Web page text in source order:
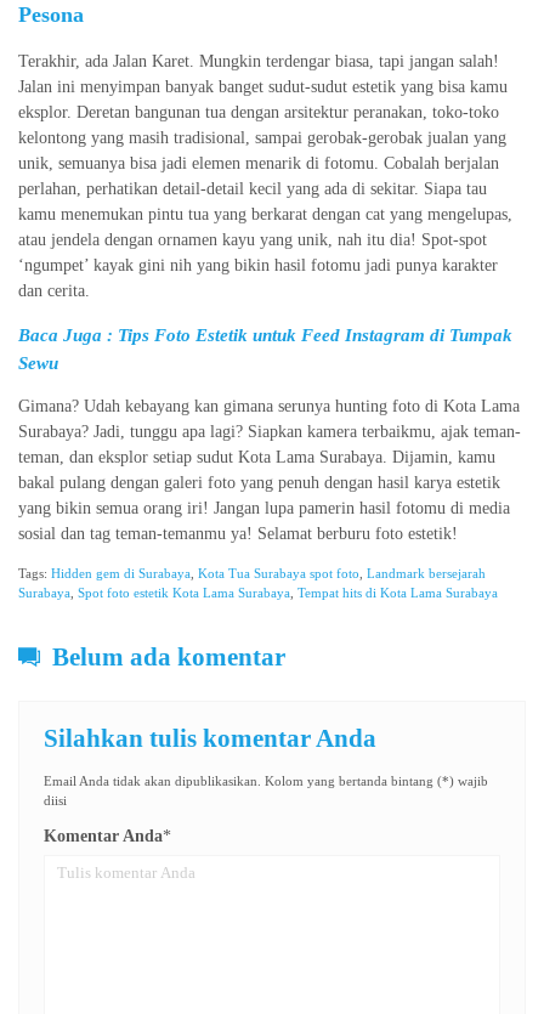
Pesona
Terakhir, ada Jalan Karet. Mungkin terdengar biasa, tapi jangan salah!
Jalan ini menyimpan banyak banget sudut-sudut estetik yang bisa kamu
eksplor. Deretan bangunan tua dengan arsitektur peranakan, toko-toko
kelontong yang masih tradisional, sampai gerobak-gerobak jualan yang
unik, semuanya bisa jadi elemen menarik di fotomu. Cobalah berjalan
perlahan, perhatikan detail-detail kecil yang ada di sekitar. Siapa tau
kamu menemukan pintu tua yang berkarat dengan cat yang mengelupas,
atau jendela dengan ornamen kayu yang unik, nah itu dia! Spot-spot
‘ngumpet’ kayak gini nih yang bikin hasil fotomu jadi punya karakter
dan cerita.
Baca Juga : Tips Foto Estetik untuk Feed Instagram di Tumpak
Sewu
Gimana? Udah kebayang kan gimana serunya hunting foto di Kota Lama
Surabaya? Jadi, tunggu apa lagi? Siapkan kamera terbaikmu, ajak teman-
teman, dan eksplor setiap sudut Kota Lama Surabaya. Dijamin, kamu
bakal pulang dengan galeri foto yang penuh dengan hasil karya estetik
yang bikin semua orang iri! Jangan lupa pamerin hasil fotomu di media
sosial dan tag teman-temanmu ya! Selamat berburu foto estetik!
Tags: Hidden gem di Surabaya Kota Tua Surabaya spot foto Landmark bersejarah
Surabaya Spot foto estetik Kota Lama Surabaya Tempat hits di Kota Lama Surabaya
Belum ada komentar
Silahkan tulis komentar Anda
Email Anda tidak akan dipublikasikan. Kolom yang bertanda bintang (*) wajib
diisi
Komentar Anda*